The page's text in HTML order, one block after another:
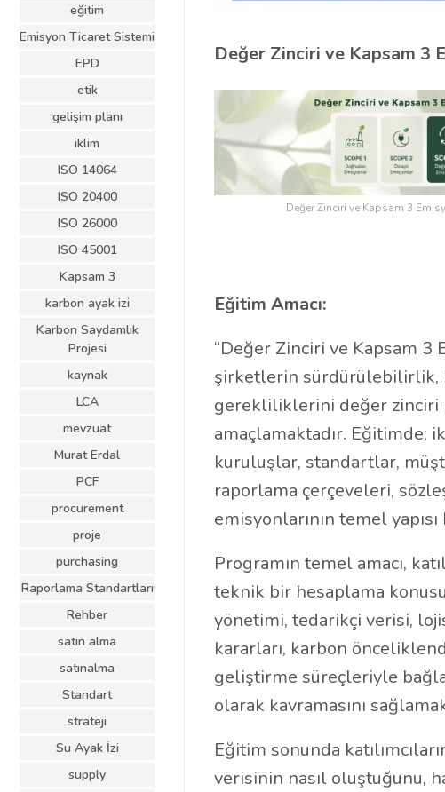
eğitim
Emisyon Ticaret Sistemi
EPD
etik
gelişim planı
iklim
ISO 14064
ISO 20400
ISO 26000
ISO 45001
Kapsam 3
karbon ayak izi
Karbon Saydamlık
Projesi
kaynak
LCA
mevzuat
Murat Erdal
PCF
procurement
proje
purchasing
Raporlama Standartları
Rehber
satın alma
satınalma
Standart
strateji
Su Ayak İzi
supply
Değer Zinciri ve Kapsam 3
Değer Zinciri ve Kapsam 3
Eğitim Amacı:
“Değer Zinciri ve Kapsam 3
şirketlerin sürdürülebilirlik,
gerekliliklerini değer zinciri
amaçlamaktadır. Eğitimde;
kuruluşlar, standartlar,
raporlama çerçeveleri,
emisyonlarının temel
Programın temel amacı,
teknik bir hesaplama
yönetimi, tedarikçi verisi,
kararları, karbon
geliştirme süreçleriyle
olarak kavramasını
Eğitim sonunda
verisinin nasıl oluştuğunu,